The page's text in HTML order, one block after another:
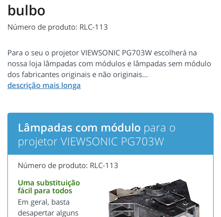
bulbo
Número de produto: RLC-113
Para o seu o projetor VIEWSONIC PG703W escolherá na
nossa loja lâmpadas com módulos e lâmpadas sem módulo
dos fabricantes originais e não originais...
Lâmpadas com módulo para o
projetor VIEWSONIC PG703W
Número de produto: RLC-113
Uma substituição
fácil para todos
Em geral, basta
desapertar alguns